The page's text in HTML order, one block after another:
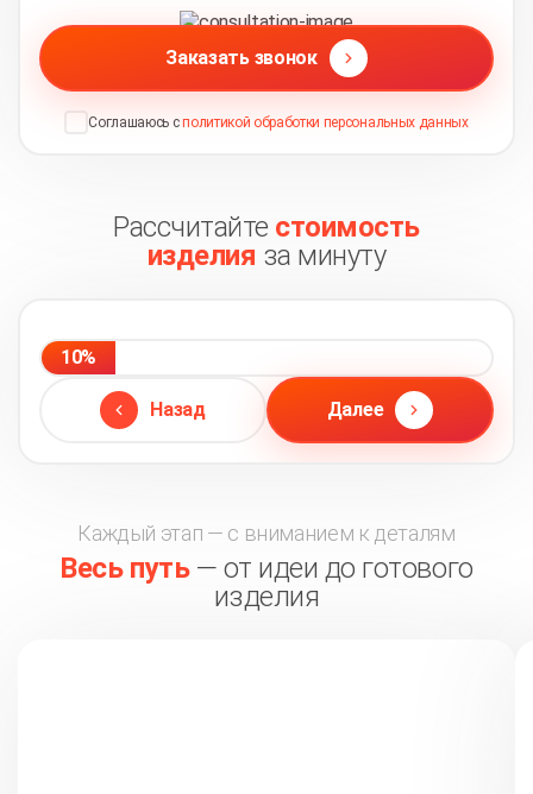
Заказать звонок
Соглашаюсь с политикой обработки персональных данных
Рассчитайте стоимость
изделия за минуту
Назад
10%
Далее
Каждый этап — с вниманием к деталям
Весь путь— от идеи до готового
изделия